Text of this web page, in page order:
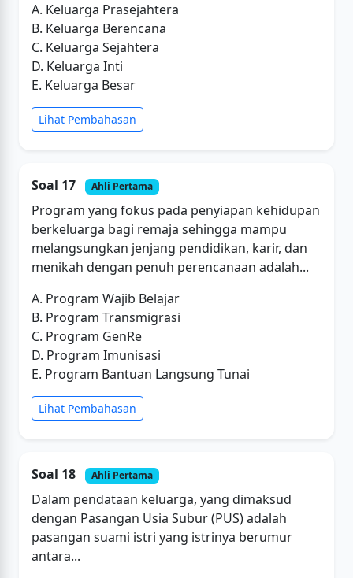
A. Keluarga Prasejahtera
B. Keluarga Berencana
C. Keluarga Sejahtera
D. Keluarga Inti
E. Keluarga Besar
Lihat Pembahasan
Soal 17 Ahli Pertama
Program yang fokus pada penyiapan kehidupan
berkeluarga bagi remaja sehingga mampu
melangsungkan jenjang pendidikan, karir, dan
menikah dengan penuh perencanaan adalah...
A. Program Wajib Belajar
B. Program Transmigrasi
C. Program GenRe
D. Program Imunisasi
E. Program Bantuan Langsung Tunai
Lihat Pembahasan
Soal 18 Ahli Pertama
Dalam pendataan keluarga, yang dimaksud
dengan Pasangan Usia Subur (PUS) adalah
pasangan suami istri yang istrinya berumur
antara...